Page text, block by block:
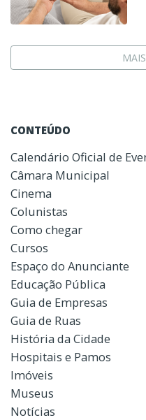
CONTEÚDO
Calendário Oficial de
Câmara Municipal
Cinema
Colunistas
Como chegar
Cursos
Espaço do Anunciante
Educação Pública
Guia de Empresas
Guia de Ruas
História da Cidade
Hospitais e Pamos
Imóveis
Museus
Notícias